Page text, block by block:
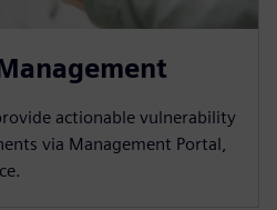
actionable vulnerability
via Management Portal,